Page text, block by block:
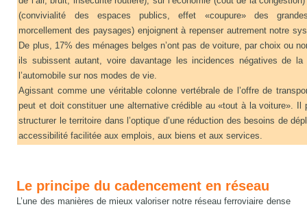
(convivialité des espaces publics, effet «coupure» des
morcellement des paysages) enjoignent à repenser autrement notre
De plus, 17% des ménages belges n’ont pas de voiture, par choix ou
ils subissent autant, voire davantage les incidences négatives de la
l’automobile sur nos modes de vie.
Agissant comme une véritable colonne vertébrale de l’offre de
peut et doit constituer une alternative crédible au «tout à la voiture». Il
structurer le territoire dans l’optique d’une réduction des besoins de
accessibilité facilitée aux emplois, aux biens et aux services.
Le principe du cadencement en réseau
L’une des manières de mieux valoriser notre réseau ferroviaire dense